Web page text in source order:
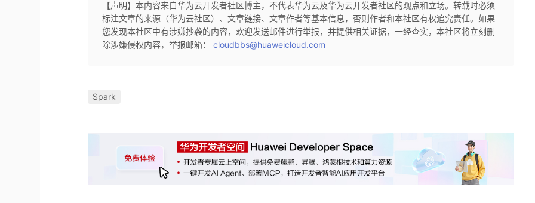
【声明】本内容来自华为云开发者社区博主，不代表华为云及华为云开发者社区的观点和立场。转载时必须
标注文章的来源（华为云社区）、文章链接、文章作者等基本信息，否则作者和本社区有权追究责任。如果
您发现本社区中有涉嫌抄袭的内容，欢迎发送邮件进行举报，并提供相关证据，一经查实，本社区将立刻删
除涉嫌侵权内容，举报邮箱：cloudbbs@huaweicloud.com
Spark